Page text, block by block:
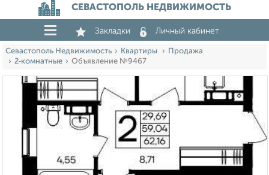
СЕВАСТОПОЛЬ НЕДВИЖИМОСТЬ
Закладки Личный кабинет
Севастополь Недвижимость Квартиры
Продажа
2‑комнатные
Объявление №9467